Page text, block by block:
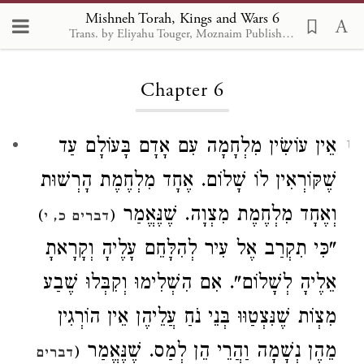
Mishneh Torah, Kings and Wars 6
Trans. by Eliyahu Touger, Moznaim Publishing
Loading...
Chapter 6
1
אֵין עוֹשִׂין מִלְחָמָה עִם אָדָם בָּעוֹלָם עַד
שֶׁקּוֹרְאִין לוֹ שָׁלוֹם. אֶחָד מִלְחֶמֶת הָרְשׁוּת
וְאֶחָד מִלְחֶמֶת מִצְוָה. שֶׁנֶּאֱמַר (דברים כ, י)
"כִּי תִקְרַב אֶל עִיר לְהִלָּחֵם עָלֶיהָ וְקָרָאתָ
אֵלֶיהָ לְשָׁלוֹם". אִם הִשְׁלִימוּ וְקִבְּלוּ שֶׁבַע
מִצְוֹת שֶׁנִּצְטַוּוּ בְּנֵי נֹחַ עֲלֵיהֶן אֵין הוֹרְגִין
מֵהֶן נְשָׁמָה וַהֲרֵי הֵן לְמַס. שֶׁנֶּאֱמַר (דברים